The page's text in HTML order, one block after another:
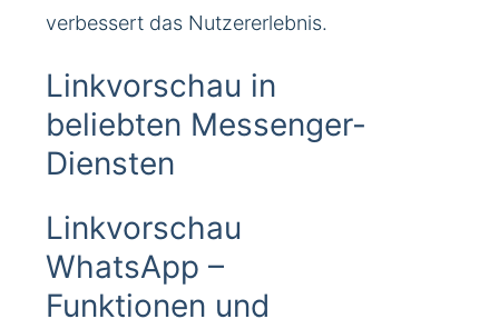
verbessert das Nutzererlebnis.
Linkvorschau in
beliebten Messenger-
Diensten
Linkvorschau
WhatsApp –
Funktionen und